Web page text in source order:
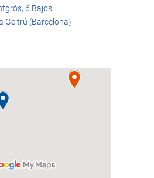
6 Bajos
Geltrú (Barcelona)